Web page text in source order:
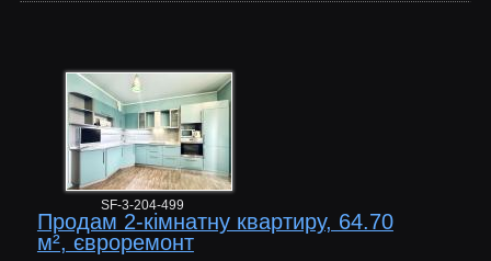
SF-3-204-499
Продам 2-кімнатну квартиру, 64.70
м², євроремонт